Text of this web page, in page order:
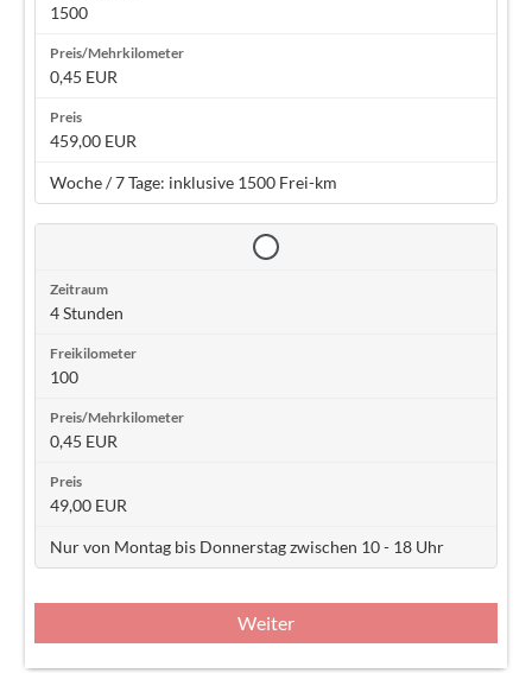
1500
0,45 EUR
459,00 EUR
Woche / 7 Tage: inklusive 1500 Frei-km
4 Stunden
100
0,45 EUR
49,00 EUR
Nur von Montag bis Donnerstag zwischen 10 - 18 Uhr
Weiter